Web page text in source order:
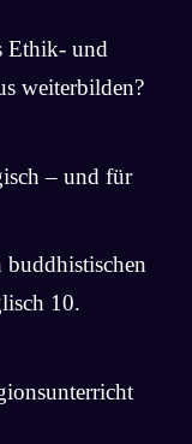
Ethik- und
weiterbilden?
– und für
10.